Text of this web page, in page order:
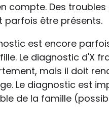
compte. Des
parfois être présents.
est encore
Le diagnostic d'X
mais il doit
Le diagnostic est
de la famille